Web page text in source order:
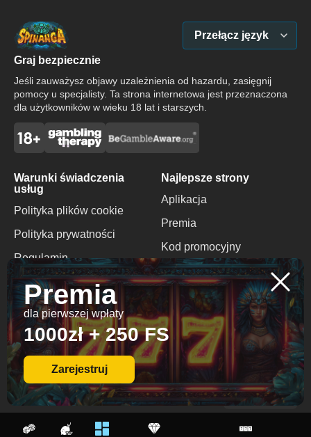
Premia
dla pierwszej wpłaty
1000zł + 250 FS
Zarejestruj
Graj bezpiecznie
Jeśli zauważysz objawy uzależnienia od hazardu, zasięgnij
pomocy u specjalisty. Ta strona internetowa jest przeznaczona
dla użytkowników w wieku 18 lat i starszych.
Przełącz język
Warunki świadczenia
usług
Polityka plików cookie
Polityka prywatności
Regulamin
Odpowiedzialna Gra
Najlepsze strony
Aplikacja
Premia
Kod promocyjny
Brak Bonusu
Depozytowego
Kontakty
+1 416 577 4596
info@spinagaslots.com
© 2026 All Rights
Reserved.